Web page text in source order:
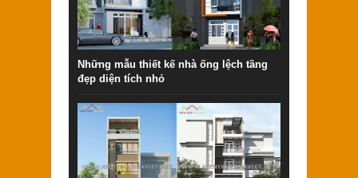
Những mẫu thiết kế nhà ống lệch tầng
đẹp diện tích nhỏ